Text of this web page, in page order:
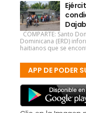
COMPARTE: Santo
Dominicana (ERD)
haitianos que se
APP DE PODER